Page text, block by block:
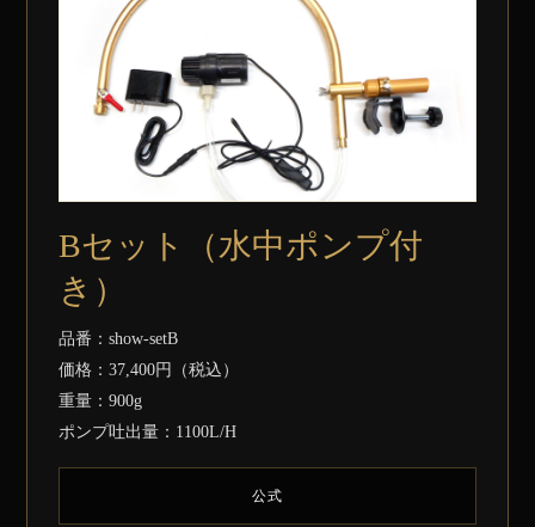
Bセット（水中ポンプ付
き）
品番：show-setB
価格：37,400円（税込）
重量：900g
ポンプ吐出量：1100L/H
公式